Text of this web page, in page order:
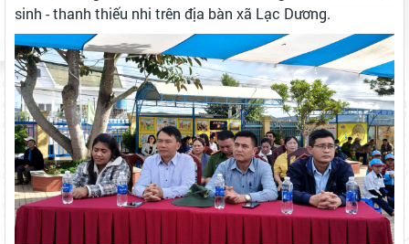
sinh - thanh thiếu nhi trên địa bàn xã Lạc Dương.